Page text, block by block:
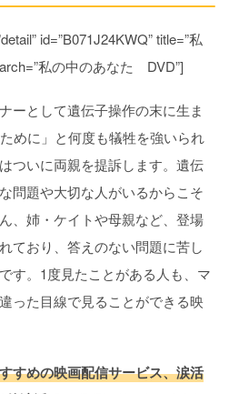
id=”B071J24KWQ” title=”私
私の中のあなた DVD”]
ーとして遺伝子操作の末に生ま
めに」と何度も犠牲を強いられ
ついに両親を提訴します。遺伝
問題や大切な人がいるからこそ
姉・ケイトや母親など、登場
ており、答えのない問題に苦し
す。1度見たことがある人も、マ
った目線で見ることができる映
すめの映画配信サービス、涙活